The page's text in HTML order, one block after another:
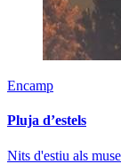
Encamp
Pluja d’estels
Nits d'estiu als